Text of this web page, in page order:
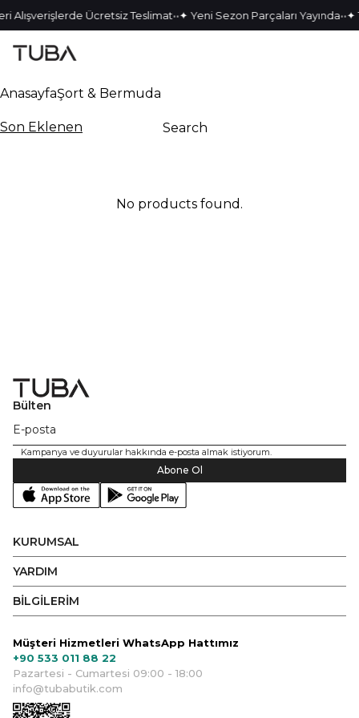
Alışverişlerde Ücretsiz Teslimat••✦ Yeni Sezon Parçaları Yayında••✦
AnasayfaŞort & Bermuda
Son Eklenen
No products found.
Bülten
Kampanya ve duyurular hakkında e-posta almak istiyorum.
Abone Ol
KURUMSAL
YARDIM
BİLGİLERİM
Müşteri Hizmetleri WhatsApp Hattımız
+90 533 011 88 22
Pazartesi - Cumartesi 09:00 - 18:00
info@tubabutik.com